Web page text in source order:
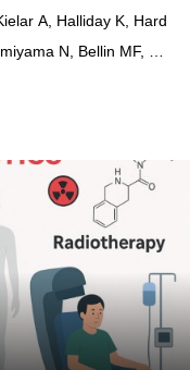
A, Halliday K, Hard
N, Bellin MF, Lu